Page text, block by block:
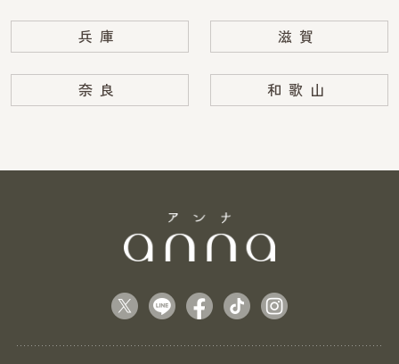
兵庫 滋賀
奈良 和歌山